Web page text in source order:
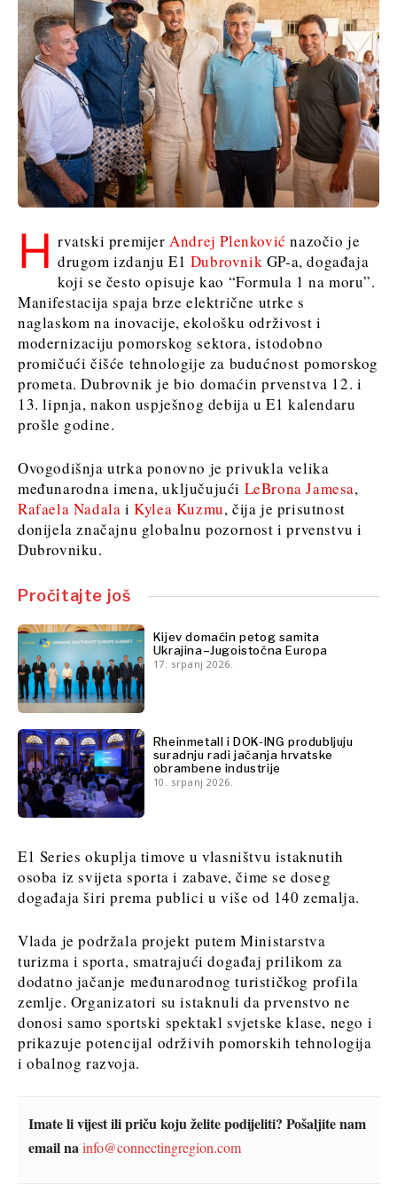
Sjeverna
Makedonija
Srbija
Slovenija
Business &
Economy
Poslovne
Imenovanja
Poljoprivreda
Industrija
Građevinarstvo
Energetika
Okoliš
Financije
FMCG
Znanost
Maloprodaja
Održivost
Tehnologija
Telekom
Turizam
Trgovina
Insights
Intervju
Svijet
Analiza
Discover
Vijesti
Događanja
Sport
Lifestyle
Putovanja
Hrana
&
piće
Slovenija
Business &
Economy
Poslovne
priče
Imenovanja
Poljoprivreda
Industrija
Građevinarstvo
Energetika
Okoliš
Financije
FMCG
Znanost
Rudarstvo
Maloprodaja
Tehnologija
Telekom
Turizam
Prijevoz
Trgovina
Intervju
Mišljenje
Svijet
Analiza
Discover
Vijesti
Događanja
Kultura
Lifestyle
Putovanja
Hrana
& piće
2030
Kontakt Oglašavanje
H rvatski premijerAndrej Plenkovićnazočio je
drugom izdanju E1 Dubrovnik GP-a, događaja
koji se često opisuje kao “Formula 1 na moru”.
Manifestacija spaja brze električne utrke s
naglaskom na inovacije, ekološku održivost i
modernizaciju pomorskog sektora, istodobno
promičući čišće tehnologije za budućnost pomorskog
prometa. Dubrovnik je bio domaćin prvenstva 12. i
13. lipnja, nakon uspješnog debija u E1 kalendaru
prošle godine.
Ovogodišnja utrka ponovno je privukla velika
međunarodna imena, uključujući LeBrona Jamesa,
Rafaela Nadala iKylea Kuzmu, čija je prisutnost
donijela značajnu globalnu pozornost i prvenstvu i
Dubrovniku.
Pročitajte još
Kijev domaćin petog samita
Ukrajina–Jugoistočna Europa
17. srpanj 2026.
Rheinmetall i DOK-ING produbljuju
suradnju radi jačanja hrvatske
obrambene industrije
10. srpanj 2026.
E1 Series okuplja timove u vlasništvu istaknutih
osoba iz svijeta sporta i zabave, čime se doseg
događaja širi prema publici u više od 140 zemalja.
Vlada je podržala projekt putem Ministarstva
turizma i sporta, smatrajući događaj prilikom za
dodatno jačanje međunarodnog turističkog profila
zemlje. Organizatori su istaknuli da prvenstvo ne
donosi samo sportski spektakl svjetske klase, nego i
prikazuje potencijal održivih pomorskih tehnologija
i obalnog razvoja.
Imate li vijest ili priču koju želite podijeliti? Pošaljite nam
email nainfo@connectingregion.com